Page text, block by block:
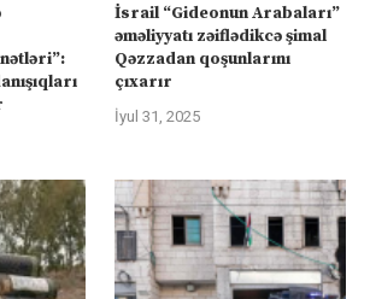
İsrail “Gideonun Arabaları”
əməliyyatı zəiflədikcə şimal
Qəzzadan qoşunlarını
çıxarır
İyul 31, 2025